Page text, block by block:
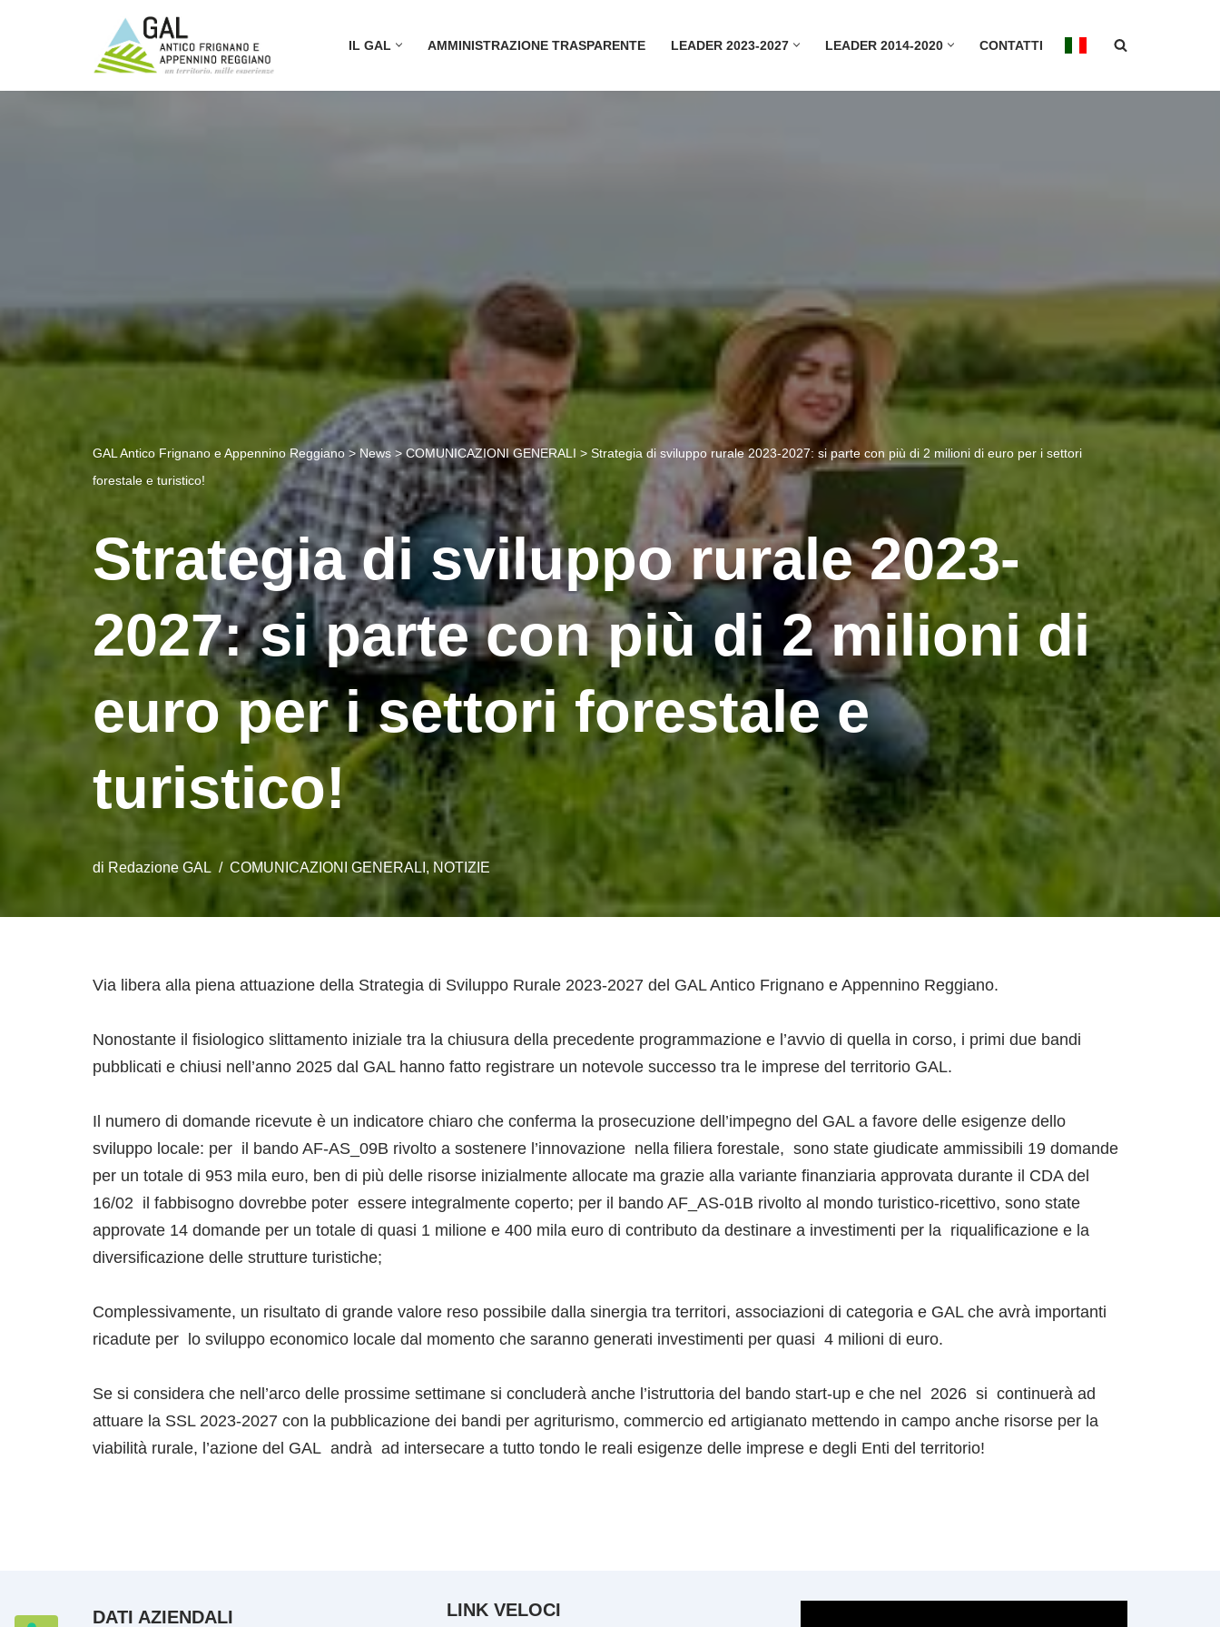
IL GAL AMMINISTRAZIONE TRASPARENTE LEADER 2023-2027 LEADER 2014-2020 CONTATTI
GAL Antico Frignano e Appennino Reggiano > News >COMUNICAZIONI GENERALI > Strategia di sviluppo rurale 2023-2027: si parte con più di 2 milioni di euro per i settori
forestale e turistico!
Strategia di sviluppo rurale 2023-
2027: si parte con più di 2 milioni di
euro per i settori forestale e
turistico!
di Redazione GAL COMUNICAZIONI GENERALI NOTIZIE
Via libera alla piena attuazione della Strategia di Sviluppo Rurale 2023-2027 del GAL Antico Frignano e Appennino Reggiano.
Nonostante il fisiologico slittamento iniziale tra la chiusura della precedente programmazione e l’avvio di quella in corso, i primi due bandi
pubblicati e chiusi nell’anno 2025 dal GAL hanno fatto registrare un notevole successo tra le imprese del territorio GAL.
Il numero di domande ricevute è un indicatore chiaro che conferma la prosecuzione dell’impegno del GAL a favore delle esigenze dello
sviluppo locale: per il bando AF-AS_09B rivolto a sostenere l’innovazione nella filiera forestale, sono state giudicate ammissibili 19 domande
per un totale di 953 mila euro, ben di più delle risorse inizialmente allocate ma grazie alla variante finanziaria approvata durante il CDA del
16/02 il fabbisogno dovrebbe poter essere integralmente coperto; per il bando AF_AS-01B rivolto al mondo turistico-ricettivo, sono state
approvate 14 domande per un totale di quasi 1 milione e 400 mila euro di contributo da destinare a investimenti per la riqualificazione e la
diversificazione delle strutture turistiche;
Complessivamente, un risultato di grande valore reso possibile dalla sinergia tra territori, associazioni di categoria e GAL che avrà importanti
ricadute per lo sviluppo economico locale dal momento che saranno generati investimenti per quasi 4 milioni di euro.
Se si considera che nell’arco delle prossime settimane si concluderà anche l’istruttoria del bando start-up e che nel 2026 si continuerà ad
attuare la SSL 2023-2027 con la pubblicazione dei bandi per agriturismo, commercio ed artigianato mettendo in campo anche risorse per la
viabilità rurale, l’azione del GAL andrà ad intersecare a tutto tondo le reali esigenze delle imprese e degli Enti del territorio!
DATI AZIENDALI LINK VELOCI